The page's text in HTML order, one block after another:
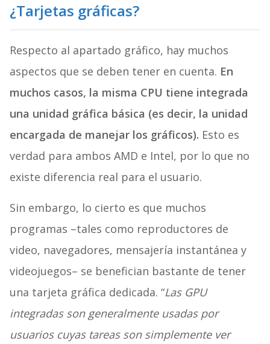
¿Tarjetas gráficas?
Respecto al apartado gráfico, hay muchos
aspectos que se deben tener en cuenta. En
muchos casos, la misma CPU tiene integrada
una unidad gráfica básica (es decir, la unidad
encargada de manejar los gráficos). Esto es
verdad para ambos AMD e Intel, por lo que no
existe diferencia real para el usuario.
Sin embargo, lo cierto es que muchos
programas –tales como reproductores de
video, navegadores, mensajería instantánea y
videojuegos– se benefician bastante de tener
una tarjeta gráfica dedicada. “Las GPU
integradas son generalmente usadas por
usuarios cuyas tareas son simplemente ver